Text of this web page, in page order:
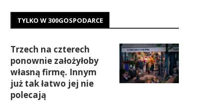
TYLKO W 300GOSPODARCE
Trzech na czterech
ponownie założyłoby
własną firmę. Innym
już tak łatwo jej nie
polecają